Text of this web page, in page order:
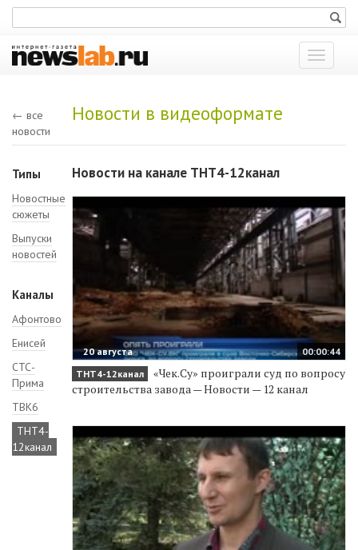
Показать
меню
← все
новости
Новости в видеоформате
Типы
Новостные
сюжеты
Выпуски
новостей
Каналы
Афонтово
Енисей
СТС-
Прима
ТВК6
ТНТ4-
12канал
Новости на канале ТНТ4-12канал
00:00:44
20 августа
ТНТ4-12канал
«Чек.Су» проиграли суд по вопросу
строительства завода — Новости — 12 канал